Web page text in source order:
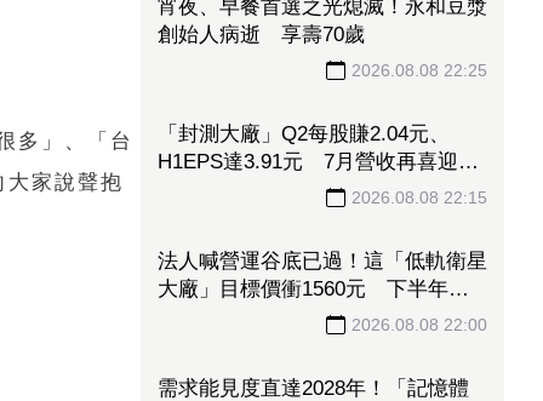
多」、「台
大家說聲抱
宵夜、早餐首選之光熄滅！永和豆漿
創始人病逝 享壽70歲
2026.08.08 22:25
「封測大廠」Q2每股賺2.04元、
H1EPS達3.91元 7月營收再喜迎年
2026.08.08 22:15
法人喊營運谷底已過！這「低軌衛星
大廠」目標價衝1560元 下半年出
貨回溫、營收估成長20%2026.08.08 22:00
需求能見度直達2028年！「記憶體